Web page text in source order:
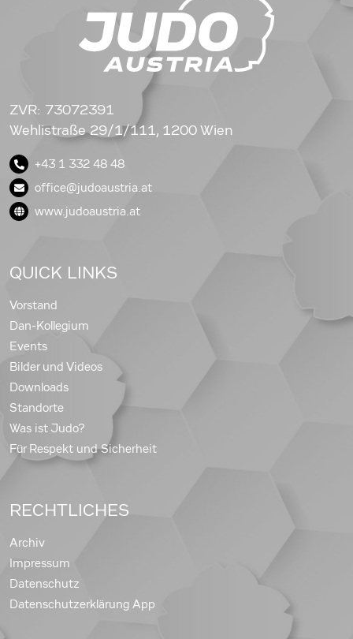
ZVR: 73072391
Wehlistraße 29/1/111, 1200 Wien
+43 1 332 48 48
office@judoaustria.at
www.judoaustria.at
QUICK LINKS
Vorstand
Dan-Kollegium
Events
Bilder und Videos
Downloads
Standorte
Was ist Judo?
Für Respekt und Sicherheit
RECHTLICHES
Archiv
Impressum
Datenschutz
Datenschutzerklärung App